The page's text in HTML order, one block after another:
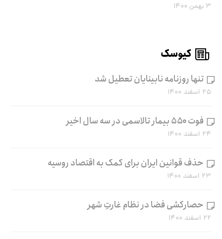
۳ بهمن ۱۴۰۰
کیوسک
تنها روزنامه نابینایان تعطیل شد
۲۵ اسفند ۱۴۰۰
فوت ۵۵۰ بیمار تالاسمی در سه سال اخیر
۲۴ اسفند ۱۴۰۰
حذف قوانین ایران برای کمک به اقتصاد روسیه
۲۳ اسفند ۱۴۰۰
حصارکشی فضا در نظام غارتِ شهر
۲۲ اسفند ۱۴۰۰